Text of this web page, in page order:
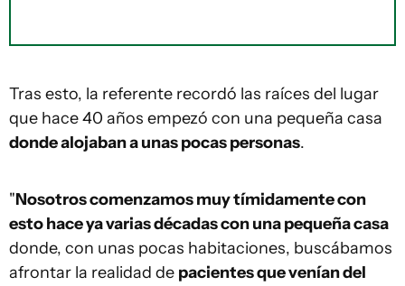
Tras esto, la referente recordó las raíces del lugar
que hace 40 años empezó con una pequeña casa
donde alojaban a unas pocas personas.
"Nosotros comenzamos muy tímidamente con
esto hace ya varias décadas con una pequeña casa
donde, con unas pocas habitaciones, buscábamos
afrontar la realidad de pacientes que venían del